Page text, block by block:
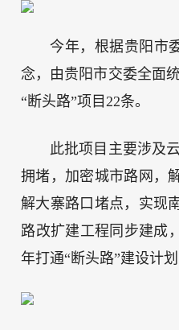
今年，根据贵阳市
念，由贵阳市交委全面
“断头路”项目22条。
此批项目主要涉及
拥堵，加密城市路网，
解大寨路口堵点，实现
路改扩建工程同步建成
年打通“断头路”建设计